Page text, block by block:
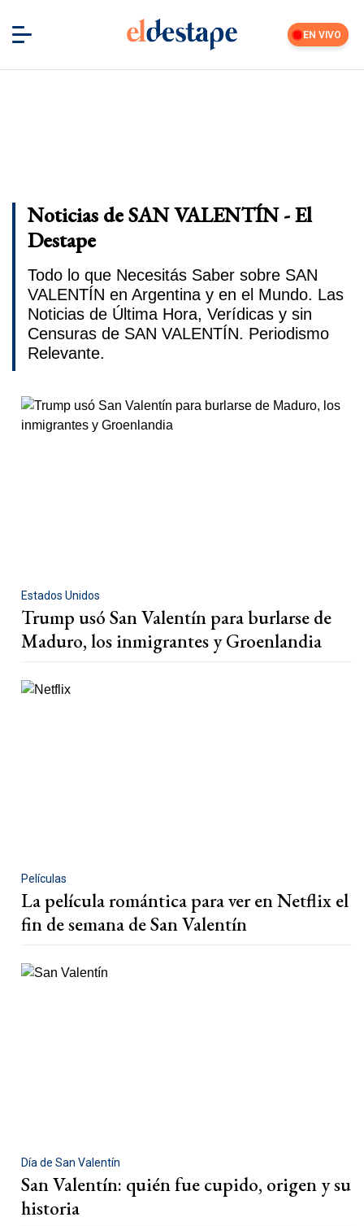
EN VIVO
Noticias de SAN VALENTÍN - El
Destape
Todo lo que Necesitás Saber sobre SAN
VALENTÍN en Argentina y en el Mundo. Las
Noticias de Última Hora, Verídicas y sin
Censuras de SAN VALENTÍN. Periodismo
Relevante.
Estados Unidos
Trump usó San Valentín para burlarse de
Maduro, los inmigrantes y Groenlandia
Películas
La película romántica para ver en Netflix el
fin de semana de San Valentín
Día de San Valentín
San Valentín: quién fue cupido, origen y su
historia